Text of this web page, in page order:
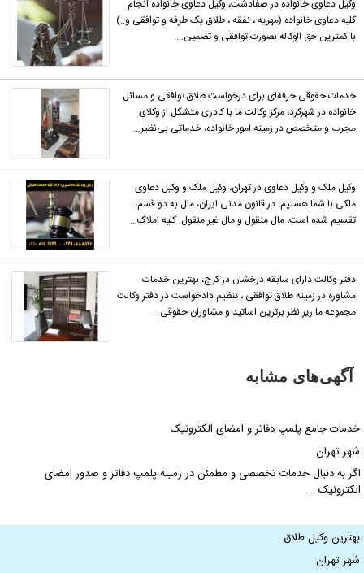
وکیل دعاوی خانواده در صفادشت، وکیل دعاوی خانواده انجام
کلیه دعاوی خانواده (مهریه ، نفقه ، طلاق یک طرفه و توافقی و..)
با کمترین حق الوکاله بصورت توافقی و تضمین…
خدمات حقوقی حرفه‌ای برای درخواست طلاق توافقی و مسائل
خانواده در شهرکرد، مرکز وکالت ما با کادری متشکل از وکلای
مجرب و متخصص در زمینه امور خانواده، خدماتی بی‌نظیر…
وکیل ملک و وکیل دعاوی در تهران، وکیل ملک و وکیل دعاوی
ملکی با شما هستیم. در قانون مدنی ایران، مال به دو قسم،
تقسیم شده است، مال منقول و مال غیر منقول. کلیه املاک…
دفتر وکالت دارای سابقه درخشان در کرج، بهترین خدمات
مشاوره در زمینه طلاق توافقی ، تنظیم دادخواست در دفتر وکالت
مجموعه ما زیر نظر برترین اساتید و مشاوران حقوقی…
آگهی‌های مشابه
جامع پلمپ دفاتر و امضای الکترونیک
تهران
به دنبال خدمات تخصصی و مطمئن در زمینه پلمپ دفاتر و صدور امضای
…
وکیل طلاق
تهران